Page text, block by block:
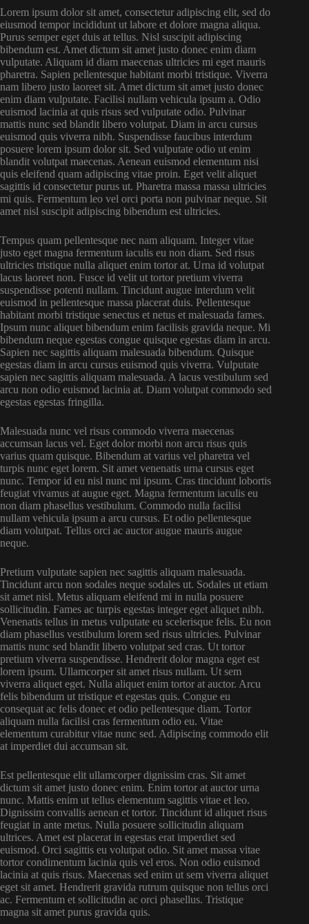
Lorem ipsum dolor sit amet, consectetur adipiscing elit, sed do
eiusmod tempor incididunt ut labore et dolore magna aliqua.
Purus semper eget duis at tellus. Nisl suscipit adipiscing
bibendum est. Amet dictum sit amet justo donec enim diam
vulputate. Aliquam id diam maecenas ultricies mi eget mauris
pharetra. Sapien pellentesque habitant morbi tristique. Viverra
nam libero justo laoreet sit. Amet dictum sit amet justo donec
enim diam vulputate. Facilisi nullam vehicula ipsum a. Odio
euismod lacinia at quis risus sed vulputate odio. Pulvinar
mattis nunc sed blandit libero volutpat. Diam in arcu cursus
euismod quis viverra nibh. Suspendisse faucibus interdum
posuere lorem ipsum dolor sit. Sed vulputate odio ut enim
blandit volutpat maecenas. Aenean euismod elementum nisi
quis eleifend quam adipiscing vitae proin. Eget velit aliquet
sagittis id consectetur purus ut. Pharetra massa massa ultricies
mi quis. Fermentum leo vel orci porta non pulvinar neque. Sit
amet nisl suscipit adipiscing bibendum est ultricies.
Tempus quam pellentesque nec nam aliquam. Integer vitae
justo eget magna fermentum iaculis eu non diam. Sed risus
ultricies tristique nulla aliquet enim tortor at. Urna id volutpat
lacus laoreet non. Fusce id velit ut tortor pretium viverra
suspendisse potenti nullam. Tincidunt augue interdum velit
euismod in pellentesque massa placerat duis. Pellentesque
habitant morbi tristique senectus et netus et malesuada fames.
Ipsum nunc aliquet bibendum enim facilisis gravida neque. Mi
bibendum neque egestas congue quisque egestas diam in arcu.
Sapien nec sagittis aliquam malesuada bibendum. Quisque
egestas diam in arcu cursus euismod quis viverra. Vulputate
sapien nec sagittis aliquam malesuada. A lacus vestibulum sed
arcu non odio euismod lacinia at. Diam volutpat commodo sed
egestas egestas fringilla.
Malesuada nunc vel risus commodo viverra maecenas
accumsan lacus vel. Eget dolor morbi non arcu risus quis
varius quam quisque. Bibendum at varius vel pharetra vel
turpis nunc eget lorem. Sit amet venenatis urna cursus eget
nunc. Tempor id eu nisl nunc mi ipsum. Cras tincidunt lobortis
feugiat vivamus at augue eget. Magna fermentum iaculis eu
non diam phasellus vestibulum. Commodo nulla facilisi
nullam vehicula ipsum a arcu cursus. Et odio pellentesque
diam volutpat. Tellus orci ac auctor augue mauris augue
neque.
Pretium vulputate sapien nec sagittis aliquam malesuada.
Tincidunt arcu non sodales neque sodales ut. Sodales ut etiam
sit amet nisl. Metus aliquam eleifend mi in nulla posuere
sollicitudin. Fames ac turpis egestas integer eget aliquet nibh.
Venenatis tellus in metus vulputate eu scelerisque felis. Eu non
diam phasellus vestibulum lorem sed risus ultricies. Pulvinar
mattis nunc sed blandit libero volutpat sed cras. Ut tortor
pretium viverra suspendisse. Hendrerit dolor magna eget est
lorem ipsum. Ullamcorper sit amet risus nullam. Ut sem
viverra aliquet eget. Nulla aliquet enim tortor at auctor. Arcu
felis bibendum ut tristique et egestas quis. Congue eu
consequat ac felis donec et odio pellentesque diam. Tortor
aliquam nulla facilisi cras fermentum odio eu. Vitae
elementum curabitur vitae nunc sed. Adipiscing commodo elit
at imperdiet dui accumsan sit.
Est pellentesque elit ullamcorper dignissim cras. Sit amet
dictum sit amet justo donec enim. Enim tortor at auctor urna
nunc. Mattis enim ut tellus elementum sagittis vitae et leo.
Dignissim convallis aenean et tortor. Tincidunt id aliquet risus
feugiat in ante metus. Nulla posuere sollicitudin aliquam
ultrices. Amet est placerat in egestas erat imperdiet sed
euismod. Orci sagittis eu volutpat odio. Sit amet massa vitae
tortor condimentum lacinia quis vel eros. Non odio euismod
lacinia at quis risus. Maecenas sed enim ut sem viverra aliquet
eget sit amet. Hendrerit gravida rutrum quisque non tellus orci
ac. Fermentum et sollicitudin ac orci phasellus. Tristique
magna sit amet purus gravida quis.